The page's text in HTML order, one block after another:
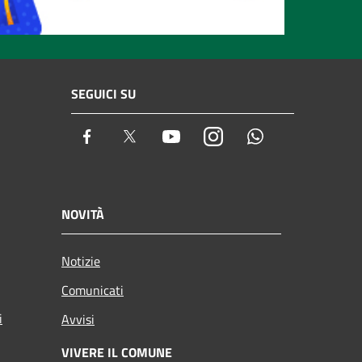
SEGUICI SU
Facebook Twitter YoutubeInstagram
NOVITÀ
Notizie
Comunicati
Avvisi
VIVERE IL COMUNE